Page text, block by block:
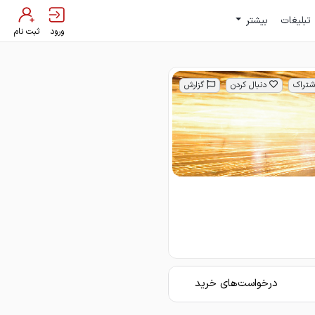
تبلیغات بیشتر
ورود ثبت نام
دنبال کردن گزارش
درخواست‌های خرید